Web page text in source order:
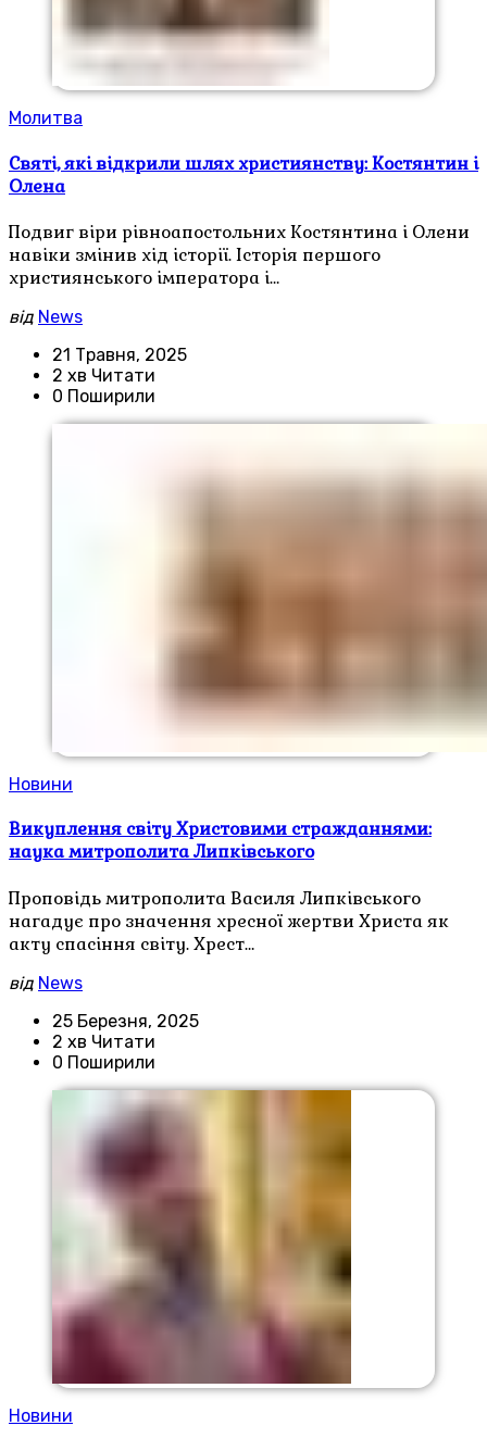
Молитва
Святі, які відкрили шлях християнству: Костянтин і
Олена
Подвиг віри рівноапостольних Костянтина і Олени
навіки змінив хід історії. Історія першого
християнського імператора і…
від News
21 Травня, 2025
2 хв Читати
0 Поширили
Новини
Викуплення світу Христовими стражданнями:
наука митрополита Липківського
Проповідь митрополита Василя Липківського
нагадує про значення хресної жертви Христа як
акту спасіння світу. Хрест…
від News
25 Березня, 2025
2 хв Читати
0 Поширили
Новини